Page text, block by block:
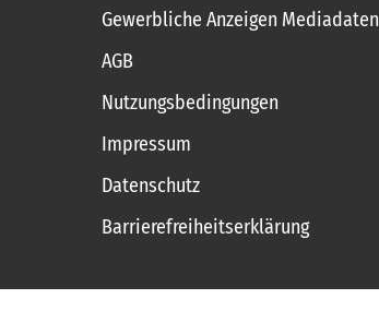
Gewerbliche Anzeigen Mediadaten
AGB
Nutzungsbedingungen
Impressum
Datenschutz
Barrierefreiheitserklärung